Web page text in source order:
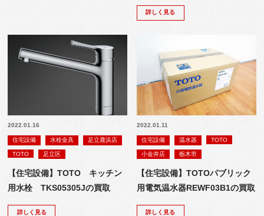
詳しく見る
2022.01.16
住宅設備 水栓金具 足立鹿浜店
TOTO 足立区
【住宅設備】TOTO キッチン
用水栓 TKS05305Jの買取
詳しく見る
2022.01.11
住宅設備 温水器 TOTO
小金井店 栃木市
【住宅設備】TOTOパブリック
用電気温水器REWF03B1の買取
詳しく見る